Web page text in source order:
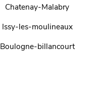
Chatenay-Malabry
Issy-les-moulineaux
Boulogne-billancourt